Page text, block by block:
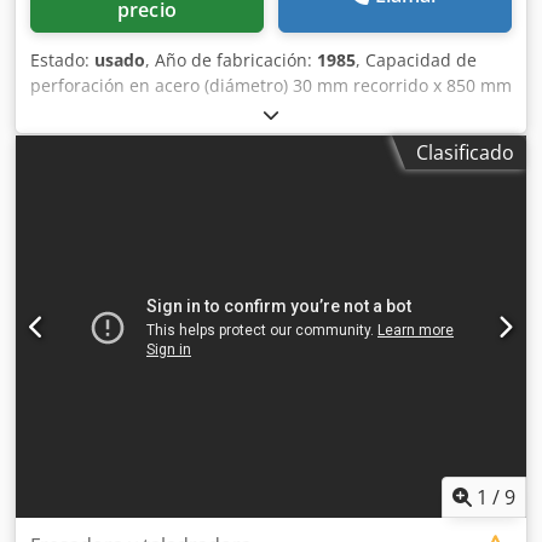
precio
Estado: usado, Año de fabricación: 1985, Capacidad de
perforación en acero (diámetro) 30 mm recorrido x 850 mm
recorrido y 435 mm Control HEIDENHAIN TNC 150 Potencia
total necesaria 16 kW Peso de la máquina aprox. 3500 kg
Espacio necesario aprox. m F E H L M A N N (Suiza)
borde superior de la mesa 140 / 690 mm Recorrido de
ajuste vertical y motorizado del cabezal de perforación 540
mm Saliente del husillo de taladrado aprox. 450 mm
8.000 mm/min. Avances de taladrado, 6 automáticos
0,03/0,07 a 0,4 mm/min. Avance rápido XYZ 4/8 m/min.
Clasificado
1 /9